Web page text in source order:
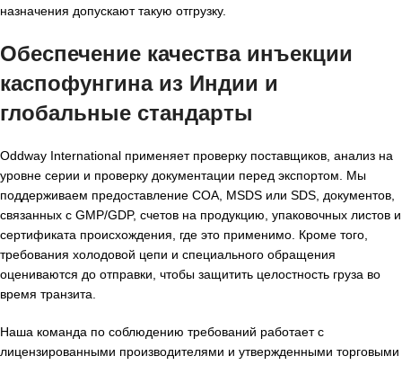
назначения допускают такую отгрузку.
Обеспечение качества инъекции
каспофунгина из Индии и
глобальные стандарты
Oddway International применяет проверку поставщиков, анализ на
уровне серии и проверку документации перед экспортом. Мы
поддерживаем предоставление COA, MSDS или SDS, документов,
связанных с GMP/GDP, счетов на продукцию, упаковочных листов и
сертификата происхождения, где это применимо. Кроме того,
требования холодовой цепи и специального обращения
оцениваются до отправки, чтобы защитить целостность груза во
время транзита.
Наша команда по соблюдению требований работает с
лицензированными производителями и утвержденными торговыми